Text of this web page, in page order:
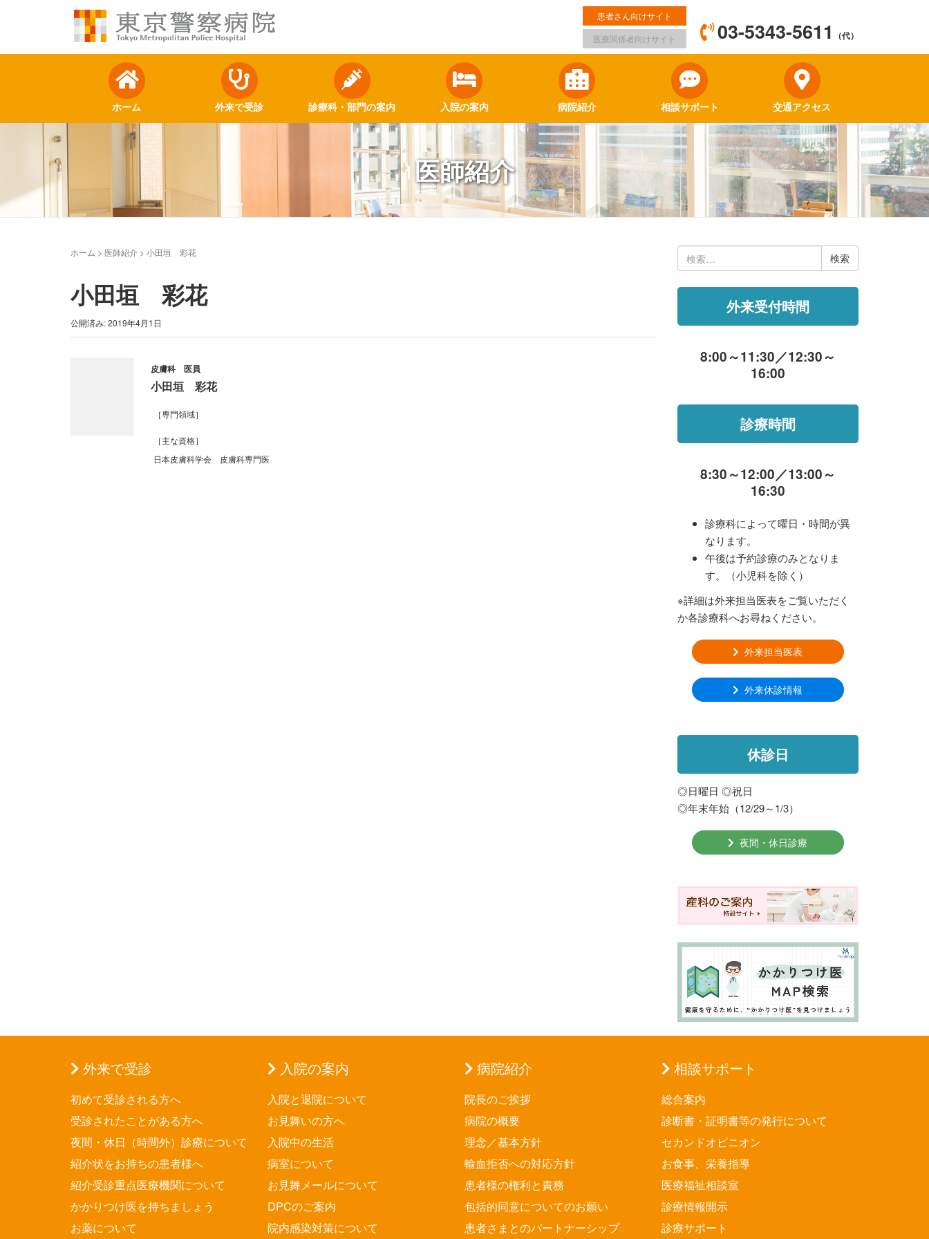
患者さん向けサイト
医療関係者向けサイト
03-5343-5611 （代）
ホーム 外来で受診 診療科・部門の案内 入院の案内 病院紹介 相談サポート 交通アクセス
医師紹介
ホーム > 医師紹介 > 小田垣 彩花
小田垣 彩花
公開済み: 2019年4月1日
皮膚科 医員
小田垣 彩花
［専門領域］
［主な資格］
日本皮膚科学会 皮膚科専門医
索:
外来受付時間
8:00～11:30／12:30～
16:00
診療時間
8:30～12:00／13:00～
16:30
診療科によって曜日・時間が異
なります。
午後は予約診療のみとなりま
す。（小児科を除く）
※詳細は外来担当医表をご覧いただく
か各診療科へお尋ねください。
外来担当医表
外来休診情報
休診日
◎日曜日 ◎祝日
◎年末年始（12/29～1/3）
夜間・休日診療
外来で受診
初めて受診される方へ
受診されたことがある方へ
夜間・休日（時間外）診療について
紹介状をお持ちの患者様へ
紹介受診重点医療機関について
かかりつけ医を持ちましょう
お薬について
入院の案内
入院と退院について
お見舞いの方へ
入院中の生活
病室について
お見舞メールについて
DPCのご案内
院内感染対策について
病院紹介
院長のご挨拶
病院の概要
理念／基本方針
輸血拒否への対応方針
患者様の権利と責務
包括的同意についてのお願い
患者さまとのパートナーシップ
相談サポート
総合案内
診断書・証明書等の発行について
セカンドオピニオン
お食事、栄養指導
医療福祉相談室
診療情報開示
診療サポート